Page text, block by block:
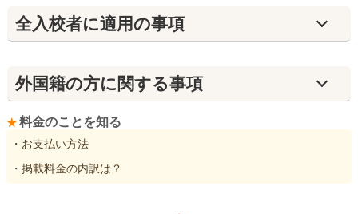
全入校者に適用の事項
外国籍の方に関する事項
料金のことを知る
・お支払い方法
・掲載料金の内訳は？